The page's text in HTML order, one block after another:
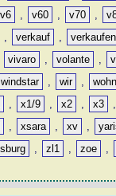
v6 , v60 , v70 ,
, verkauf , verkaufen
vivaro , volante ,
windstar , wir ,
, x1/9 , x2 , x3 ,
, xsara , xv ,
, zl1 , zoe ,